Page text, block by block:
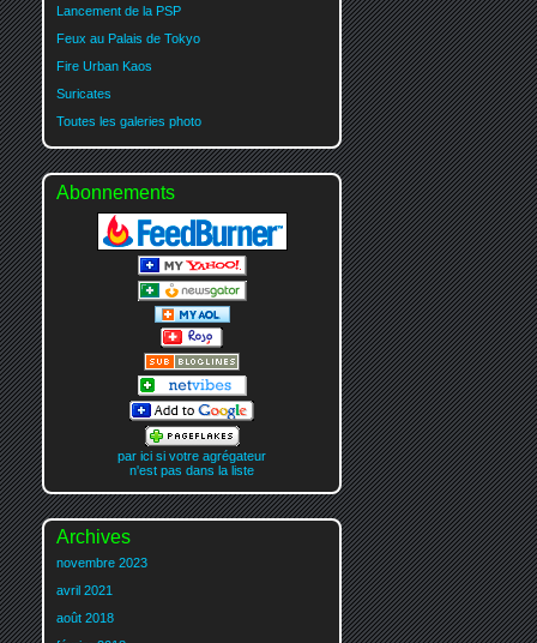
Lancement de la PSP
Feux au Palais de Tokyo
Fire Urban Kaos
Suricates
Toutes les galeries photo
Abonnements
par ici si votre agrégateur
n'est pas dans la liste
Archives
novembre 2023
avril 2021
août 2018